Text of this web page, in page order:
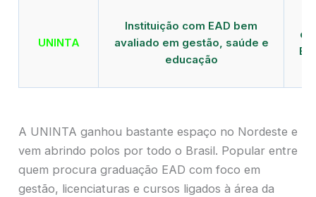
UNINTA
Instituição com EAD bem
avaliado em gestão, saúde e
educação
A UNINTA ganhou bastante espaço no Nordeste e
vem abrindo polos por todo o Brasil. Popular entre
quem procura graduação EAD com foco em
gestão, licenciaturas e cursos ligados à área da